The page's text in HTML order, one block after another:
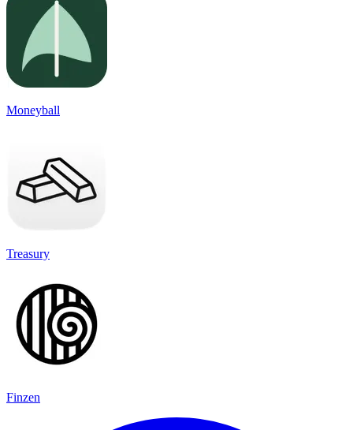
Moneyball
Treasury
Finzen